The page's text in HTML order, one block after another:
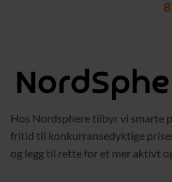
Hos Nordsphere tilbyr vi smarte
fritid til konkurransedyktige
og legg til rette for et mer aktivt